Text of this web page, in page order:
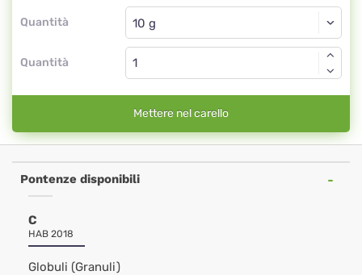
Quantità
Globuli
Quantità
Mettere nel carello
Pontenze disponibili
C
HAB 2018
Globuli (Granuli)